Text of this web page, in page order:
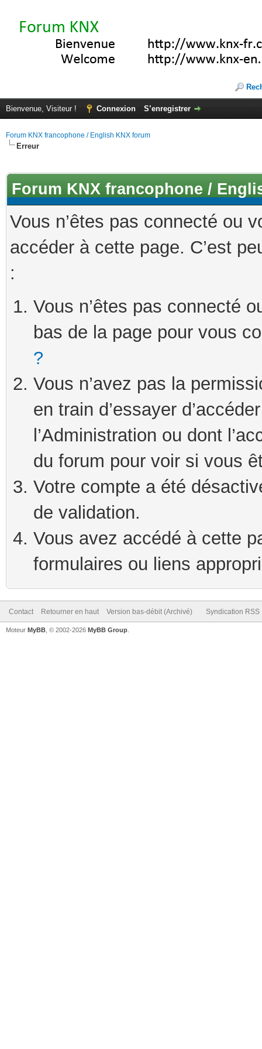
Bienvenue, Visiteur ! Connexion S’enregistrer
Forum KNX francophone / English KNX forum
Erreur
Forum KNX francophone /
Vous n’êtes pas connecté ou
accéder à cette page. C’est
:
Vous n’êtes pas connecté
bas de la page pour vous
?
Vous n’avez pas la
en train d’essayer
l’Administration ou dont
du forum pour voir si vous
Votre compte a été
de validation.
Vous avez accédé à cette
formulaires ou liens
Contact Retourner en haut Version bas-débit (Archivé) Syndication RSS
Moteur MyBB , © 2002-2026 MyBB Group